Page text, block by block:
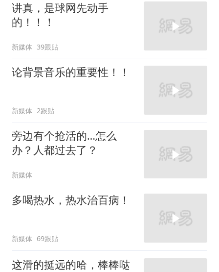
讲真，是球网先动手
的！！！
新媒体 39跟贴
论背景音乐的重要性！！
新媒体 2跟贴
旁边有个抢活的…怎么
办？人都过去了？
新媒体
多喝热水，热水治百病！
新媒体 69跟贴
这滑的挺远的哈，棒棒哒